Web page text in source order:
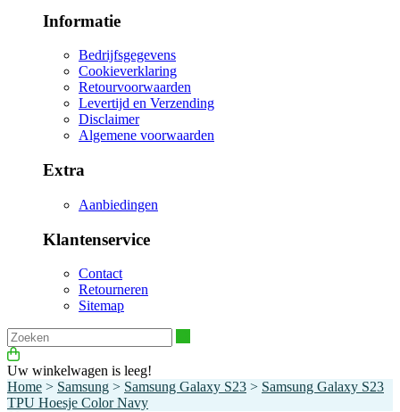
Informatie
Bedrijfsgegevens
Cookieverklaring
Retourvoorwaarden
Levertijd en Verzending
Disclaimer
Algemene voorwaarden
Extra
Aanbiedingen
Klantenservice
Contact
Retourneren
Sitemap
Uw winkelwagen is leeg!
Home > Samsung > Samsung Galaxy S23 > Samsung Galaxy S23
TPU Hoesje Color Navy